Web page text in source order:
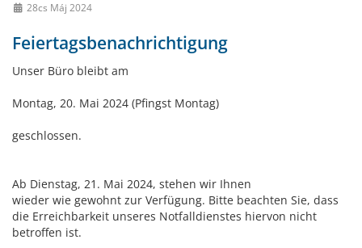
28cs Máj 2024
Feiertagsbenachrichtigung
Unser Büro bleibt am
Montag, 20. Mai 2024 (Pfingst Montag)
geschlossen.
Ab Dienstag, 21. Mai 2024, stehen wir Ihnen
wieder wie gewohnt zur Verfügung. Bitte beachten Sie, dass
die Erreichbarkeit unseres Notfalldienstes hiervon nicht
betroffen ist.